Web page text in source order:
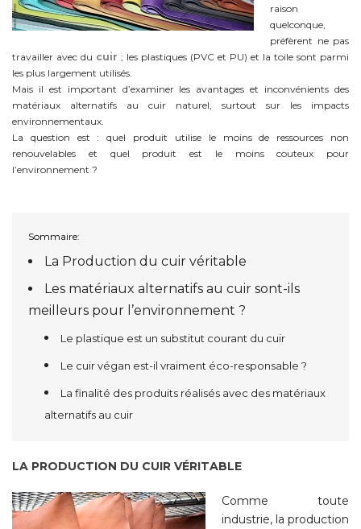
raison
quelconque,
préfèrent ne pas
travailler avec du cuir ; les plastiques (PVC et PU) et la toile sont parmi
les plus largement utilisés.
Mais il est important d’examiner les avantages et inconvénients des
matériaux alternatifs au cuir naturel, surtout sur les impacts
environnementaux.
La question est : quel produit utilise le moins de ressources non
renouvelables et quel produit est le moins couteux pour
l’environnement ?
Sommaire:
La Production du cuir véritable
Les matériaux alternatifs au cuir sont-ils
meilleurs pour l’environnement ?
Le plastique est un substitut courant du cuir
Le cuir végan est-il vraiment éco-responsable ?
La finalité des produits réalisés avec des matériaux
alternatifs au cuir
LA PRODUCTION DU CUIR VÉRITABLE
Comme toute
industrie, la production